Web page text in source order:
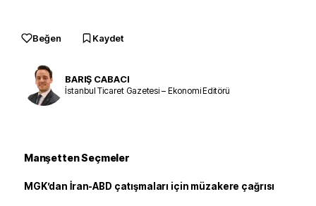
Beğen Kaydet
BARIŞ CABACI
İstanbul Ticaret Gazetesi – Ekonomi Editörü
Manşetten Seçmeler
MGK’dan İran-ABD çatışmaları için müzakere çağrısı